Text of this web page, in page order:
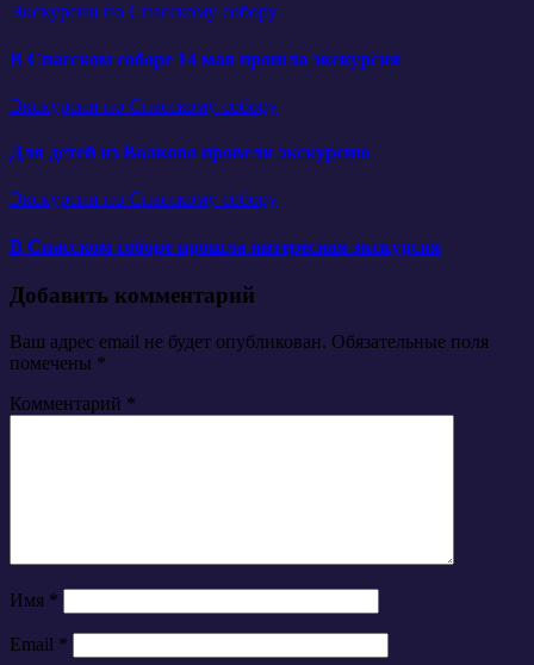
Экскурсии по Спасскому собору
В Спасском соборе 14 мая прошла экскурсия
Экскурсии по Спасскому собору
Для детей из Волково провели экскурсию
Экскурсии по Спасскому собору
В Спасском соборе прошла интересная экскурсия
Добавить комментарий
Ваш адрес email не будет опубликован. Обязательные поля
помечены *
Комментарий *
Имя *
Email *